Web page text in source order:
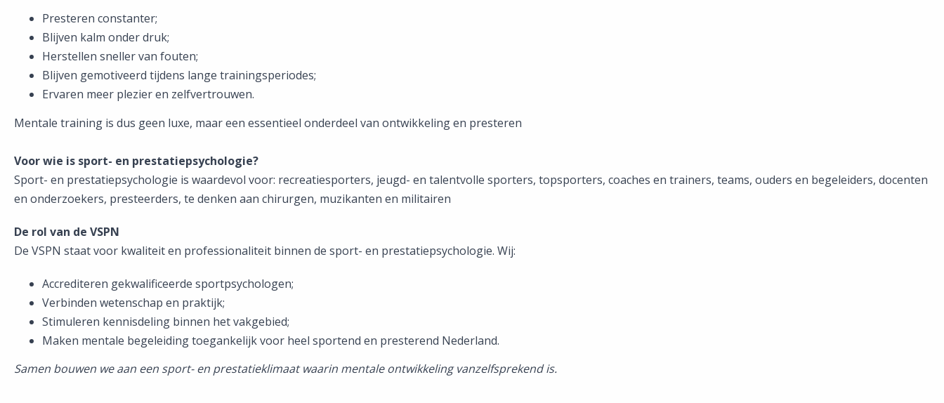
Presteren constanter;
Blijven kalm onder druk;
Herstellen sneller van fouten;
Blijven gemotiveerd tijdens lange trainingsperiodes;
Ervaren meer plezier en zelfvertrouwen.
Mentale training is dus geen luxe, maar een essentieel onderdeel van ontwikkeling en presteren
Voor wie is sport- en prestatiepsychologie?
Sport- en prestatiepsychologie is waardevol voor: recreatiesporters, jeugd- en talentvolle sporters, topsporters, coaches en trainers, teams, ouders en begeleiders, docenten
en onderzoekers, presteerders, te denken aan chirurgen, muzikanten en militairen
De rol van de VSPN
De VSPN staat voor kwaliteit en professionaliteit binnen de sport- en prestatiepsychologie. Wij:
Accrediteren gekwalificeerde sportpsychologen;
Verbinden wetenschap en praktijk;
Stimuleren kennisdeling binnen het vakgebied;
Maken mentale begeleiding toegankelijk voor heel sportend en presterend Nederland.
Samen bouwen we aan een sport- en prestatieklimaat waarin mentale ontwikkeling vanzelfsprekend is.